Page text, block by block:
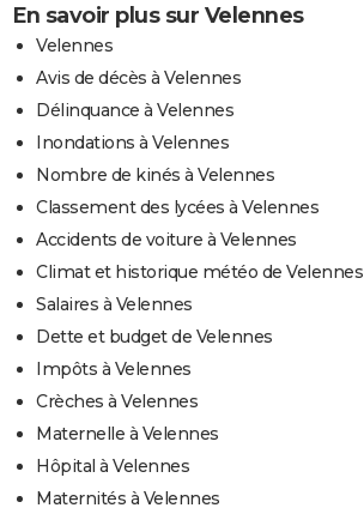
En savoir plus sur Velennes
Velennes
Avis de décès à Velennes
Délinquance à Velennes
Inondations à Velennes
Nombre de kinés à Velennes
Classement des lycées à Velennes
Accidents de voiture à Velennes
Climat et historique météo de Velennes
Salaires à Velennes
Dette et budget de Velennes
Impôts à Velennes
Crèches à Velennes
Maternelle à Velennes
Hôpital à Velennes
Maternités à Velennes